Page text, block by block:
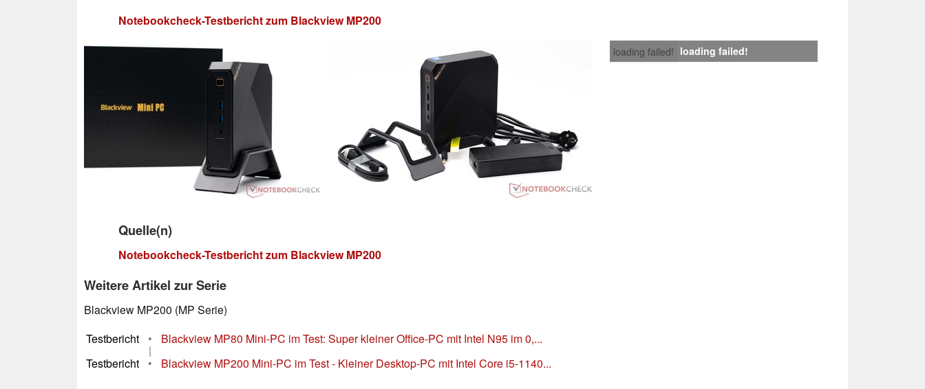
Notebookcheck-Testbericht zum Blackview MP200
loading failed! loading failed!
Quelle(n)
Notebookcheck-Testbericht zum Blackview MP200
Weitere Artikel zur Serie
Blackview MP200 (MP Serie)
Testbericht
• Blackview MP80 Mini-PC im Test: Super kleiner Office-PC mit Intel N95 im 0,...
|
Testbericht
• Blackview MP200 Mini-PC im Test - Kleiner Desktop-PC mit Intel Core i5-1140...